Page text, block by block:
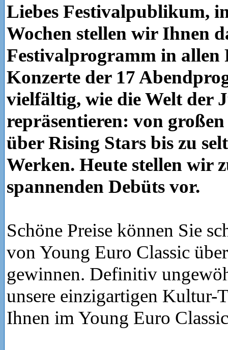
Liebes Festivalpublikum,
Wochen stellen wir Ihnen
Festivalprogramm in allen
Konzerte der 17
vielfältig, wie die Welt der
repräsentieren: von
über Rising Stars bis zu
Werken. Heute stellen wir
spannenden Debüts vor.
Schöne Preise können Sie
von Young Euro Classic
gewinnen. Definitiv
unsere einzigartigen Kultur-
Ihnen im Young Euro